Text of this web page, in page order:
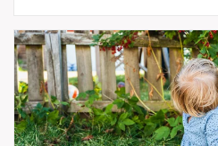
5 spännande sätt att ta